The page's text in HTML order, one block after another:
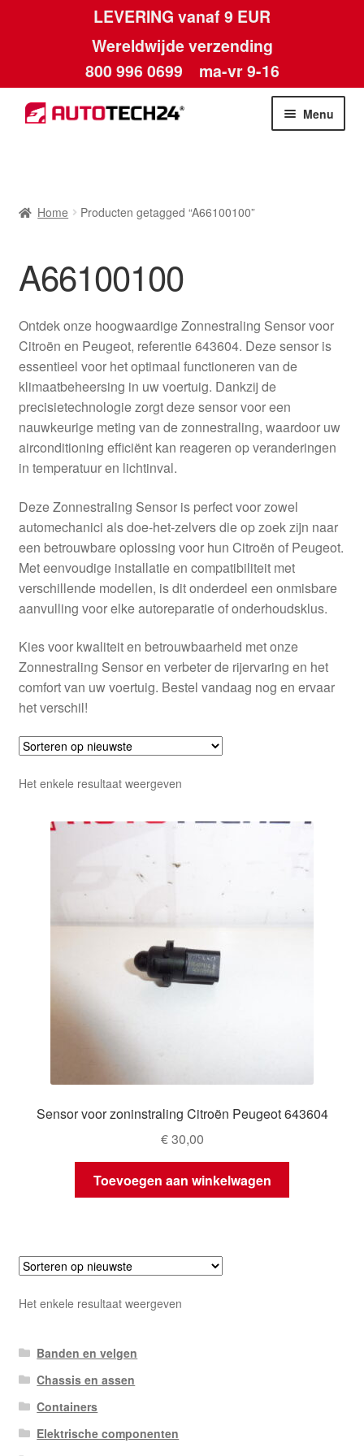
LEVERING vanaf 9 EUR
Wereldwijde verzending
800 996 0699 ma-vr 9-16
Ga
door
Ga
naar
Menu
Betalingen
Contact
Kassa
Klachten
Klachtenprocedure
Levering
Mijn account
Over ons
Wereldwijde verzending
Winkelwagen
Home Producten getagged “A66100100”
A66100100
Ontdek onze hoogwaardige Zonnestraling Sensor voor
Citroën en Peugeot, referentie 643604. Deze sensor is
essentieel voor het optimaal functioneren van de
klimaatbeheersing in uw voertuig. Dankzij de
precisietechnologie zorgt deze sensor voor een
nauwkeurige meting van de zonnestraling, waardoor uw
airconditioning efficiënt kan reageren op veranderingen
in temperatuur en lichtinval.
Deze Zonnestraling Sensor is perfect voor zowel
automechanici als doe-het-zelvers die op zoek zijn naar
een betrouwbare oplossing voor hun Citroën of Peugeot.
Met eenvoudige installatie en compatibiliteit met
verschillende modellen, is dit onderdeel een onmisbare
aanvulling voor elke autoreparatie of onderhoudsklus.
Kies voor kwaliteit en betrouwbaarheid met onze
Zonnestraling Sensor en verbeter de rijervaring en het
comfort van uw voertuig. Bestel vandaag nog en ervaar
het verschil!
Het enkele resultaat weergeven
Sensor voor zoninstraling Citroën Peugeot 643604
€30,00
Toevoegen aan winkelwagen
Het enkele resultaat weergeven
Banden en velgen
Chassis en assen
Containers
Elektrische componenten